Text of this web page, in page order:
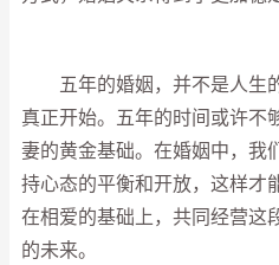
五年的婚姻，并不是人生
真正开始。五年的时间或许不
妻的黄金基础。在婚姻中，我
持心态的平衡和开放，这样才
在相爱的基础上，共同经营这
的未来。